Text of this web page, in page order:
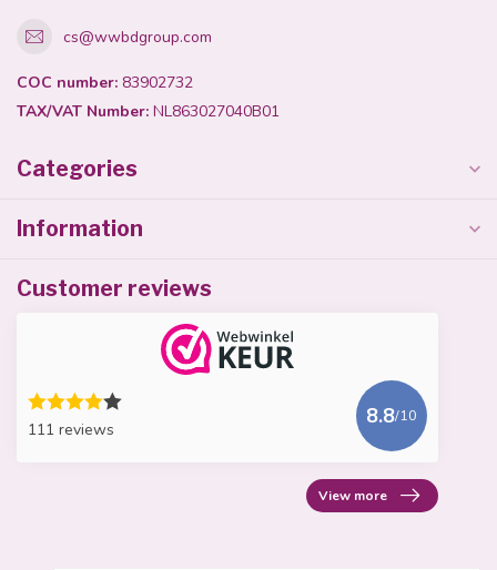
cs@wwbdgroup.com
COC number: 83902732
TAX/VAT Number: NL863027040B01
Categories
Information
Customer reviews
111 reviews
8.8/10
View more